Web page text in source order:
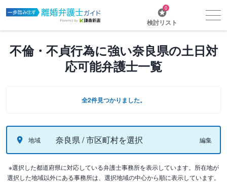
0
検討リスト
不倫・不貞行為に強い奈良県の土日対
応可能弁護士一覧
全2件見つかりました。
地域 奈良県 / 市区町村を選択 編集
※選択した都道府県に対応している弁護士事務所を表示しています。所在地が
選択した地域以外にある事務所は、選択地域の中心から順に表示しています。